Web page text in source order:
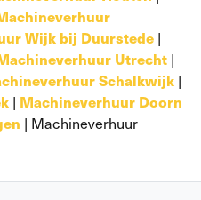
Wijk bij Duurstede |
Utrecht |
Schalkwijk |
| Machineverhuur Doorn
| Machineverhuur